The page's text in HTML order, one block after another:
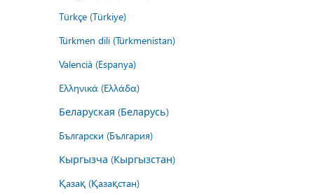
Türkçe (Türkiye)
Türkmen dili (Türkmenistan)
Valencià (Espanya)
Ελληνικά (Ελλάδα)
Беларуская (Беларусь)
Български (България)
Кыргызча (Кыргызстан)
Қазақ (Қазақстан)